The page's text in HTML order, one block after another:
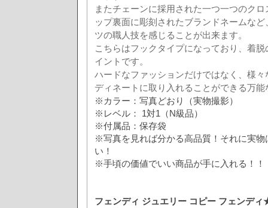
またチェーンに採用された一つ一つのク
ップ裏面に彫刻されたブランドネームな
ツの職人技を感じることが出来ます。
こちらはフックタイプになっており、着
イントです。
ハードなファッションだけではなく、様
ディネートに取り入れることができる万
※カラー：写真どおり（実物撮影）
※レベル： 1対1（N級品）
※付属品：保存袋
※写真を見れば分かる高品質！それに実物
い！
※手頃の価値でいい商品が手に入れる！！
フェンディ ジュエリー コピー フェンデ